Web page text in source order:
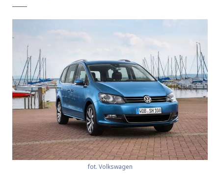
fot. Volkswagen